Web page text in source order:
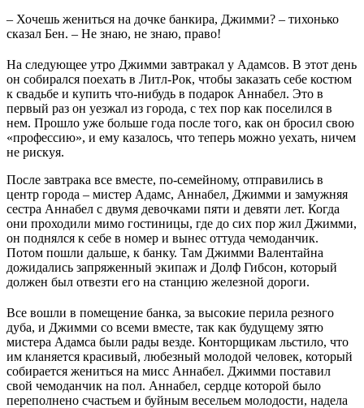
– Хочешь жениться на дочке банкира, Джимми? – тихонько
сказал Бен. – Не знаю, не знаю, право!
На следующее утро Джимми завтракал у Адамсов. В этот день
он собирался поехать в Литл-Рок, чтобы заказать себе костюм
к свадьбе и купить что-нибудь в подарок Аннабел. Это в
первый раз он уезжал из города, с тех пор как поселился в
нем. Прошло уже больше года после того, как он бросил свою
«профессию», и ему казалось, что теперь можно уехать, ничем
не рискуя.
После завтрака все вместе, по-семейному, отправились в
центр города – мистер Адамс, Аннабел, Джимми и замужняя
сестра Аннабел с двумя девочками пяти и девяти лет. Когда
они проходили мимо гостиницы, где до сих пор жил Джимми,
он поднялся к себе в номер и вынес оттуда чемоданчик.
Потом пошли дальше, к банку. Там Джимми Валентайна
дожидались запряженный экипаж и Долф Гибсон, который
должен был отвезти его на станцию железной дороги.
Все вошли в помещение банка, за высокие перила резного
дуба, и Джимми со всеми вместе, так как будущему зятю
мистера Адамса были рады везде. Конторщикам льстило, что
им кланяется красивый, любезный молодой человек, который
собирается жениться на мисс Аннабел. Джимми поставил
свой чемоданчик на пол. Аннабел, сердце которой было
переполнено счастьем и буйным весельем молодости, надела